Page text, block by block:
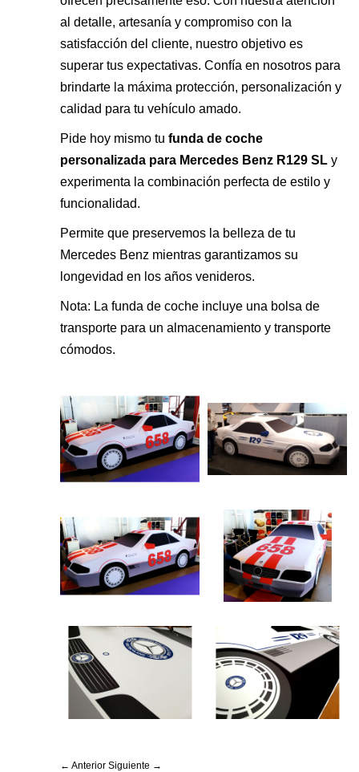
al detalle, artesanía y compromiso con la
satisfacción del cliente, nuestro objetivo es
superar tus expectativas. Confía en nosotros para
brindarte la máxima protección, personalización y
calidad para tu vehículo amado.
Pide hoy mismo tu funda de coche
personalizada para Mercedes Benz R129 SL y
experimenta la combinación perfecta de estilo y
funcionalidad.
Permite que preservemos la belleza de tu
Mercedes Benz mientras garantizamos su
longevidad en los años venideros.
Nota: La funda de coche incluye una bolsa de
transporte para un almacenamiento y transporte
cómodos.
← Anterior Siguiente →